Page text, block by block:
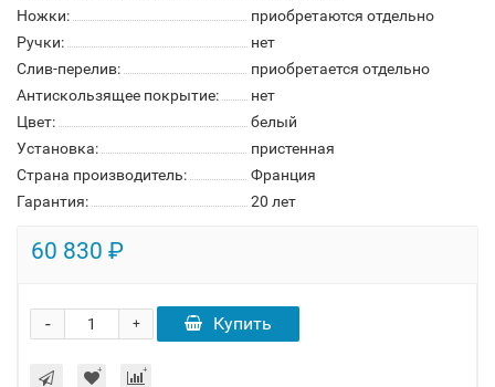
Ножки:
приобретаются отдельно
Ручки:
нет
Слив-перелив:
приобретается отдельно
Антискользящее покрытие:
нет
Цвет:
белый
Установка:
пристенная
Страна производитель:
Франция
Гарантия:
20 лет
60 830 ₽
+
- Купить